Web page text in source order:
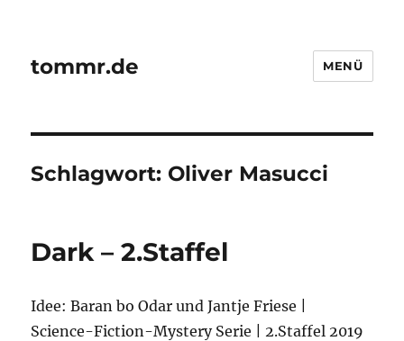
tommr.de MENÜ
Schlagwort: Oliver Masucci
Dark – 2.Staffel
Idee: Baran bo Odar und Jantje Friese |
Science-Fiction-Mystery Serie | 2.Staffel 2019